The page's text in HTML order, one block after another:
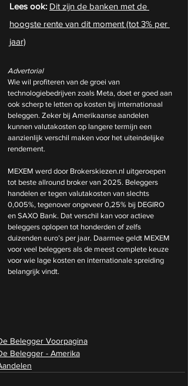
Lees ook: Dit zijn de banken met de
hoogste rente van dit moment (tot 3% per
jaar)
Advertorial
Wie wil profiteren van de groei van
technologiebedrijven zoals Meta, doet er goed aan
ook scherp te letten op kosten bij internationaal
beleggen. Zeker bij Amerikaanse aandelen
kunnen valutakosten op langere termijn een
aanzienlijk verschil maken voor het uiteindelijke
rendement.
MEXEM werd door Brokerskiezen.nl uitgeroepen
tot beste allround broker van 2025. Beleggers
handelen er tegen valutakosten van slechts
0,005%, tegenover ongeveer 0,25% bij DEGIRO
en SAXO Bank. Dat verschil kan voor actieve
beleggers oplopen tot honderden of zelfs
duizenden euro’s per jaar. Daarmee geldt MEXEM
voor veel beleggers als de meest complete keuze
voor wie lage kosten en internationale spreiding
belangrijk vindt.
Belegger Voorpagina
Belegger - Amerika